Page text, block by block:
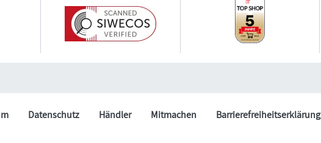
Datenschutz Händler Mitmachen Barrierefreiheitserklärung